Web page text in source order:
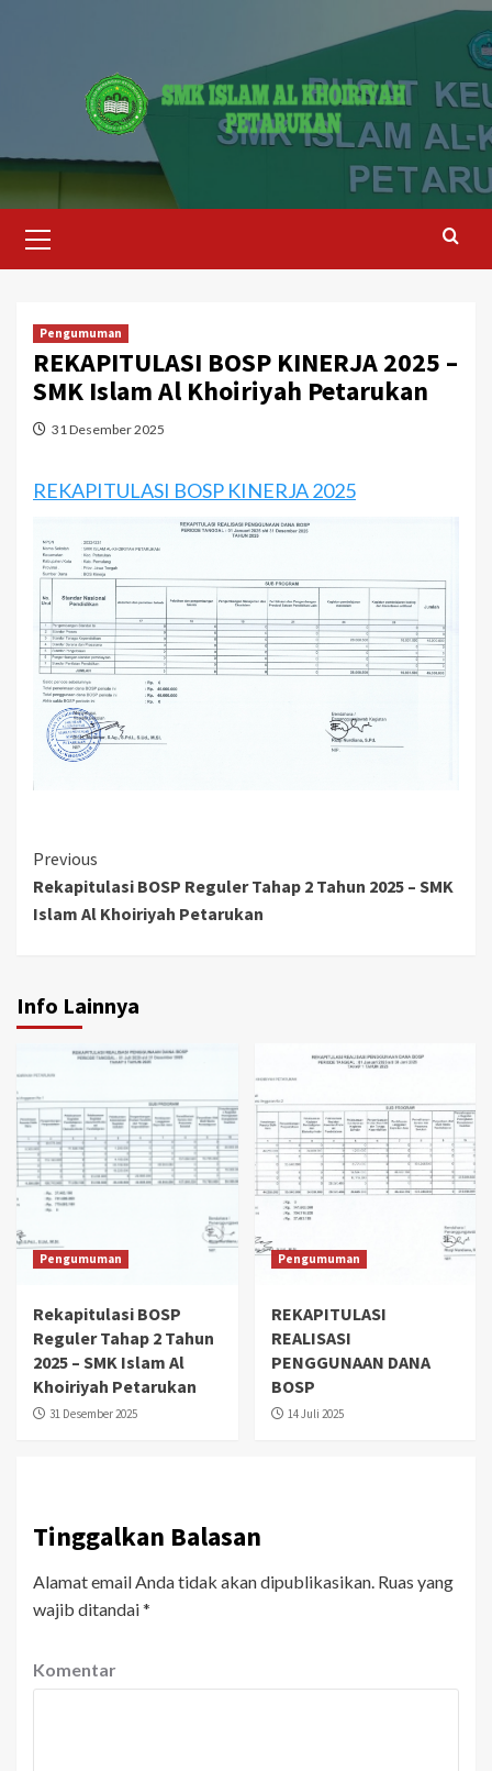
Menu
Pengumuman
REKAPITULASI BOSP KINERJA 2025 –
SMK Islam Al Khoiriyah Petarukan
31 Desember 2025
REKAPITULASI BOSP KINERJA 2025
Continue
Reading
Previous
Rekapitulasi BOSP Reguler Tahap 2 Tahun 2025 – SMK
Islam Al Khoiriyah Petarukan
Info Lainnya
Pengumuman
Rekapitulasi BOSP
Reguler Tahap 2 Tahun
2025 – SMK Islam Al
Khoiriyah Petarukan
31 Desember 2025
Pengumuman
REKAPITULASI
REALISASI
PENGGUNAAN DANA
BOSP
14 Juli 2025
Tinggalkan Balasan
Alamat email Anda tidak akan dipublikasikan. Ruas yang
wajib ditandai*
Komentar